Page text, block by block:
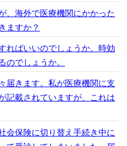
、海外で医療機関にかかった
ますか？
ればいいのでしょうか。時効
のでしょうか。
届きます。私が医療機関に支
記載されていますが、これは
会保険に切り替え手続き中に